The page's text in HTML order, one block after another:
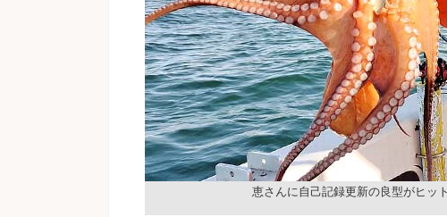
恵さんに自己記録更新の良型がヒット